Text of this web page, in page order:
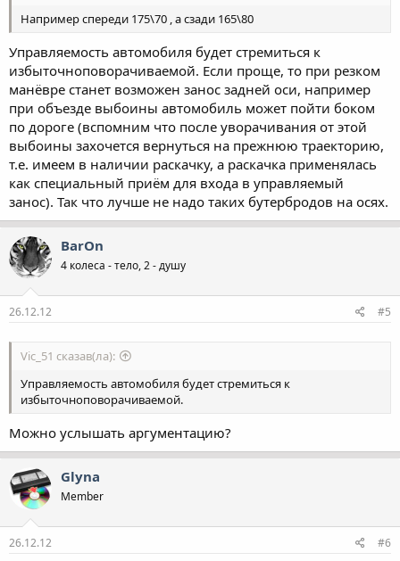
Например спереди 175\70 , а сзади 165\80
Управляемость автомобиля будет стремиться к
избыточноповорачиваемой. Если проще, то при резком
манёвре станет возможен занос задней оси, например
при объезде выбоины автомобиль может пойти боком
по дороге (вспомним что после уворачивания от этой
выбоины захочется вернуться на прежнюю траекторию,
т.е. имеем в наличии раскачку, а раскачка применялась
как специальный приём для входа в управляемый
занос). Так что лучше не надо таких бутербродов на осях.
BarOn
4 колеса - тело, 2 - душу
26.12.12 #5
Vic_51 сказав(ла):
Управляемость автомобиля будет стремиться к
избыточноповорачиваемой.
Можно услышать аргументацию?
Glyna
Member
26.12.12 #6